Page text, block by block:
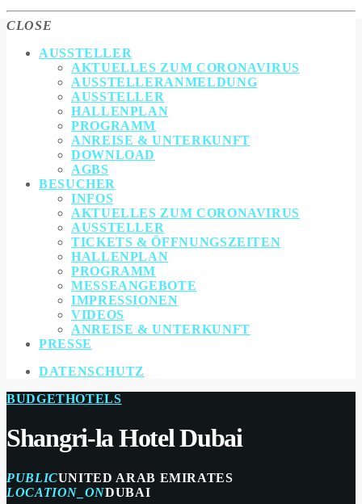
CLOSE
AUSSTELLER
AKTUELLES ZUM CORONAVIRUS
AUSSTELLERANMELDUNG
AUSSTELLER
HALLENPLAN
PROGRAMM
ANREISE & UNTERKUNFT
DOWNLOAD
AGBS
BESUCHER
INFOS
AKTUELLES ZUM CORONAVIRUS
AUSSTELLER
TICKETS & ÖFFNUNGSZEITEN
HALLENPLAN
PROGRAMM
MESSEANGEBOTE
IMPRESSIONEN
VIDEOS
ANREISE & UNTERKUNFT
PRESSE
DATENSCHUTZ
BUDGETHOTELS
Shangri-la Hotel Dubai
PUBLICUNITED ARAB EMIRATES
LOCATION_ONDUBAI